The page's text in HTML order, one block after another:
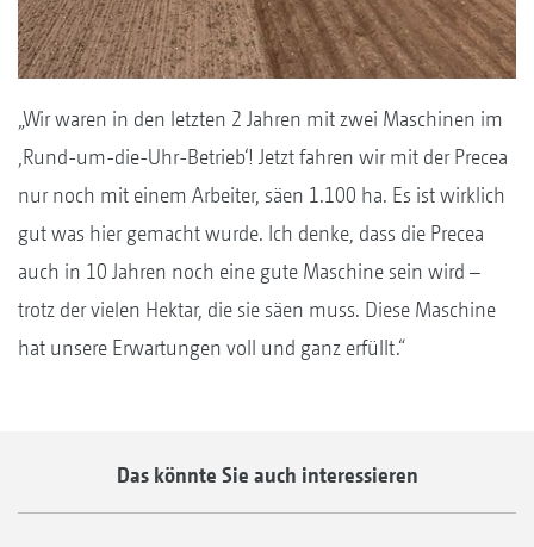
„Wir waren in den letzten 2 Jahren mit zwei Maschinen im
‚Rund-um-die-Uhr-Betrieb‘! Jetzt fahren wir mit der Precea
nur noch mit einem Arbeiter, säen 1.100 ha. Es ist wirklich
gut was hier gemacht wurde. Ich denke, dass die Precea
auch in 10 Jahren noch eine gute Maschine sein wird –
trotz der vielen Hektar, die sie säen muss. Diese Maschine
hat unsere Erwartungen voll und ganz erfüllt.“
Das könnte Sie auch interessieren